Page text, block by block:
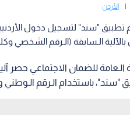
الأردن
تطبيق "سند" لتسجيل دخول الأردنيين
بالآلية الـسابقة (الـرقم الشخصي
للضمان الاجتماعي حصر
باستخدام الـرقم الـوطني